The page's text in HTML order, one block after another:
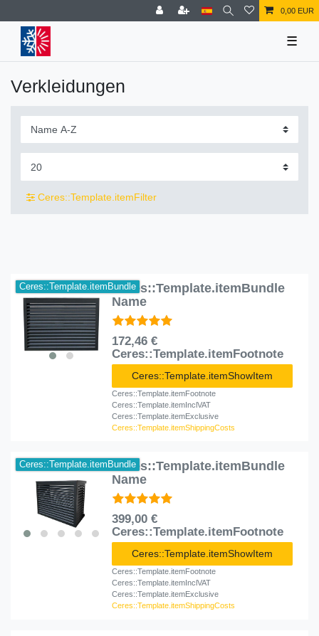
0,00 EUR
☰
Verkleidungen
Ceres::Template.itemFilter
Ceres::Template.itemBundleCeres::Template.itemBundle
Name
172,46 €
Ceres::Template.itemFootnote
Ceres::Template.itemShowItem
Ceres::Template.itemFootnote
Ceres::Template.itemInclVAT
Ceres::Template.itemExclusive
Ceres::Template.itemShippingCosts
Ceres::Template.itemBundleCeres::Template.itemBundle
Name
399,00 €
Ceres::Template.itemFootnote
Ceres::Template.itemShowItem
Ceres::Template.itemFootnote
Ceres::Template.itemInclVAT
Ceres::Template.itemExclusive
Ceres::Template.itemShippingCosts